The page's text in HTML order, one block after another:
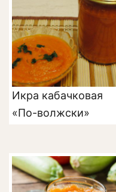
Икра кабачковая
«По-волжски»